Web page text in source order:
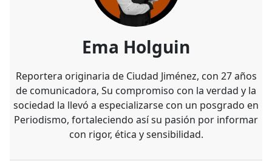
Ema Holguin
Reportera originaria de Ciudad Jiménez, con 27 años
de comunicadora, Su compromiso con la verdad y la
sociedad la llevó a especializarse con un posgrado en
Periodismo, fortaleciendo así su pasión por informar
con rigor, ética y sensibilidad.